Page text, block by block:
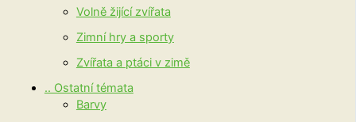
Volně žijící zvířata
Zimní hry a sporty
Zvířata a ptáci v zimě
.. Ostatní témata
Barvy